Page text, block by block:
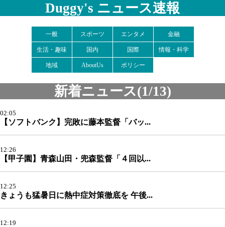
Duggy's ニュース速報
一般 スポーツ エンタメ 金融
生活・趣味 国内 国際 情報・科学
地域 AboutUs ポリシー
新着ニュース(1/13)
02:05
【ソフトバンク】完敗に藤本監督「バッ...
12:26
【甲子園】青森山田・兜森監督「４回以...
12:25
きょうも猛暑日に熱中症対策徹底を 午後...
12:19